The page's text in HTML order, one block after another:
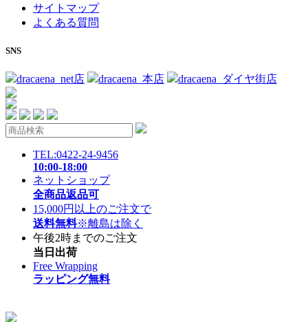
サイトマップ
よくある質問
SNS
dracaena_net店 dracaena_本店 dracaena_ダイヤ街店
TEL:0422-24-9456
10:00-18:00
ネットショップ
全商品返品可
15,000円以上のご注文で
送料無料※離島は除く
午後2時までのご注文
当日出荷
Free Wrapping
ラッピング無料